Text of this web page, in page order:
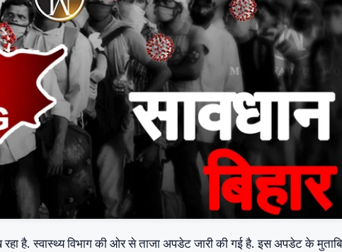
रहा है. स्वास्थ्य विभाग की ओर से ताजा अपडेट जारी की गई है. इस अपडेट के